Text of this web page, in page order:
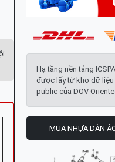
Hạ tầng nền tảng
được lấy từ kho dữ
public của DOV
MUA NHỰA DÀN